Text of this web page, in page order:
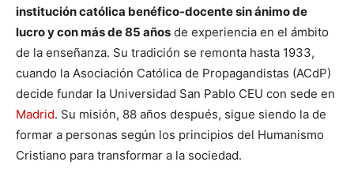
institución católica benéfico-docente sin ánimo de
lucro y con más de 85 años de experiencia en el ámbito
de la enseñanza. Su tradición se remonta hasta 1933,
cuando la Asociación Católica de Propagandistas (ACdP)
decide fundar la Universidad San Pablo CEU con sede en
Madrid. Su misión, 88 años después, sigue siendo la de
formar a personas según los principios del Humanismo
Cristiano para transformar a la sociedad.